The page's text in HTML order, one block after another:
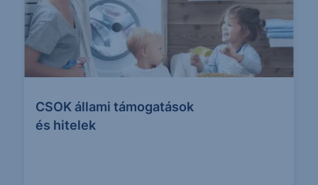
CSOK állami támogatások
és hitelek